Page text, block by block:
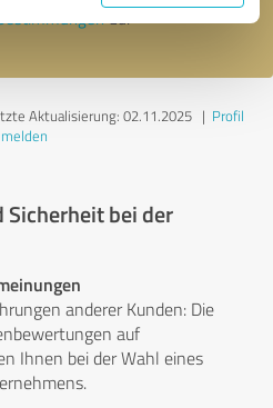
zu.
Aktualisierung: 02.11.2025| Profil
melden
Sicherheit bei der
anderer Kunden: Die
auf
Ihnen bei der Wahl eines